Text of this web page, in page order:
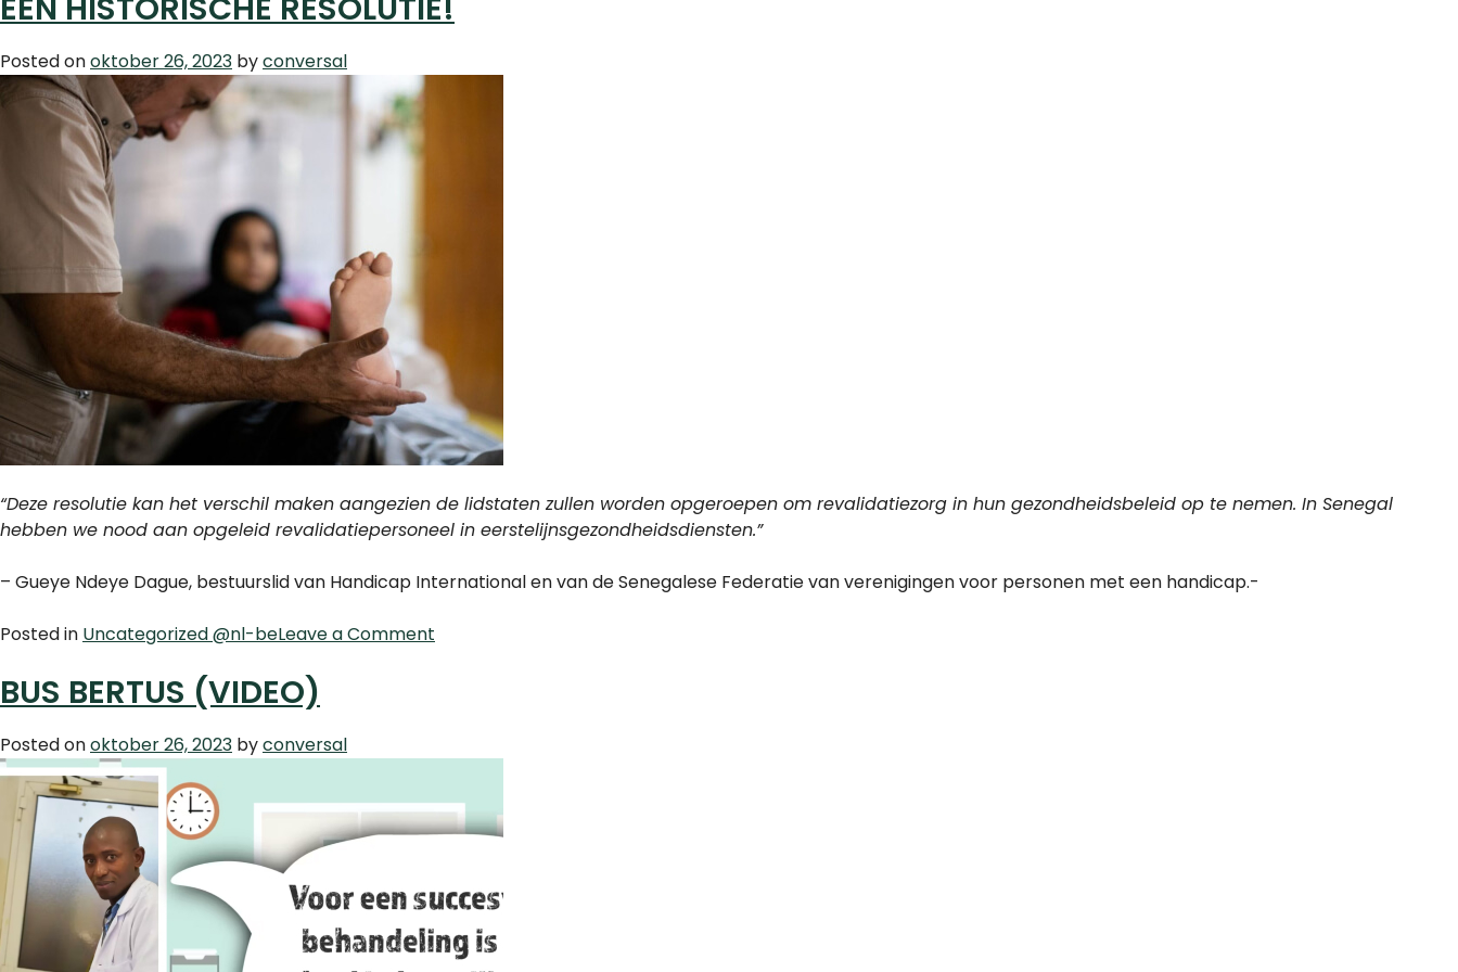
VOOR
HELP
EEN HISTORISCHE RESOLUTIE!
Posted onoktober 26, 2023 byconversal
“Deze resolutie kan het verschil maken aangezien de lidstaten zullen worden opgeroepen om revalidatiezorg in hun gezondheidsbeleid op te nemen. In Senegal
hebben we nood aan opgeleid revalidatiepersoneel in eerstelijnsgezondheidsdiensten.”
– Gueye Ndeye Dague, bestuurslid van Handicap International en van de Senegalese Federatie van verenigingen voor personen met een handicap.-
Posted in Uncategorized @nl-beLeave a Comment
BUS BERTUS (VIDEO)
Posted onoktober 26, 2023 byconversal